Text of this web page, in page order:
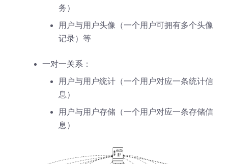
务）
用户与用户头像（一个用户可拥有多个头像
记录）等
一对一关系：
用户与用户统计（一个用户对应一条统计信
息）
用户与用户存储（一个用户对应一条存储信
息）